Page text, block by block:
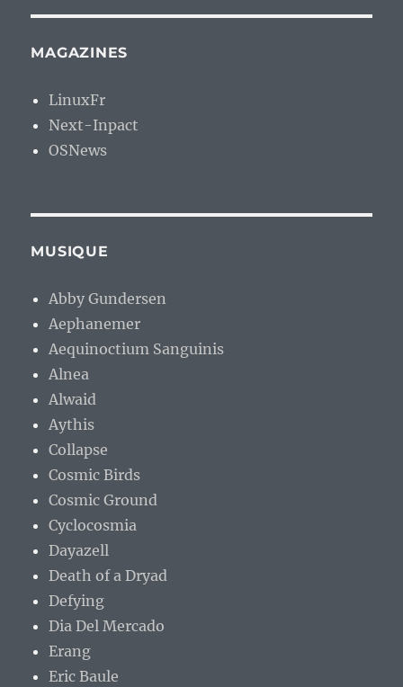
MAGAZINES
LinuxFr
Next-Inpact
OSNews
MUSIQUE
Abby Gundersen
Aephanemer
Aequinoctium Sanguinis
Alnea
Alwaid
Aythis
Collapse
Cosmic Birds
Cosmic Ground
Cyclocosmia
Dayazell
Death of a Dryad
Defying
Dia Del Mercado
Erang
Eric Baule